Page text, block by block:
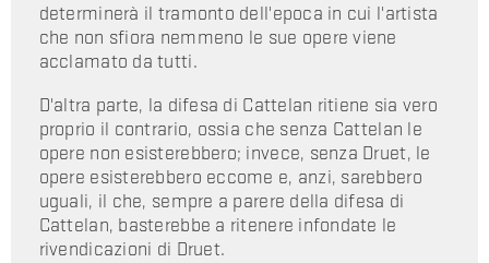
determinerà il tramonto dell'epoca in cui l'artista
che non sfiora nemmeno le sue opere viene
acclamato da tutti.
D'altra parte, la difesa di Cattelan ritiene sia vero
proprio il contrario, ossia che senza Cattelan le
opere non esisterebbero; invece, senza Druet, le
opere esisterebbero eccome e, anzi, sarebbero
uguali, il che, sempre a parere della difesa di
Cattelan, basterebbe a ritenere infondate le
rivendicazioni di Druet.